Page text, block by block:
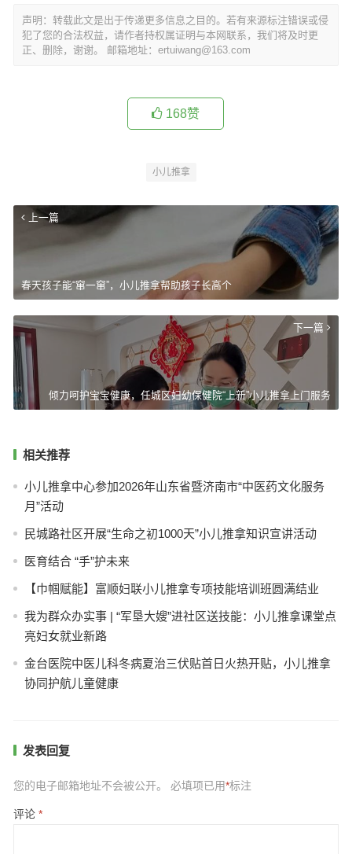
声明：转载此文是出于传递更多信息之目的。若有来源标注错误或侵
犯了您的合法权益，请作者持权属证明与本网联系，我们将及时更
正、删除，谢谢。 邮箱地址：ertuiwang@163.com
168赞
小儿推拿
上一篇
春天孩子能“窜一窜”，小儿推拿帮助孩子长高个
下一篇
倾力呵护宝宝健康，任城区妇幼保健院“上新”小儿推拿上门服务
相关推荐
小儿推拿中心参加2026年山东省暨济南市“中医药文化服务
月”活动
民城路社区开展“生命之初1000天”小儿推拿知识宣讲活动
医育结合 “手”护未来
【巾帼赋能】富顺妇联小儿推拿专项技能培训班圆满结业
我为群众办实事 | “军垦大嫂”进社区送技能：小儿推拿课堂点
亮妇女就业新路
金台医院中医儿科冬病夏治三伏贴首日火热开贴，小儿推拿
协同护航儿童健康
发表回复
您的电子邮箱地址不会被公开。 必填项已用*标注
评论 *